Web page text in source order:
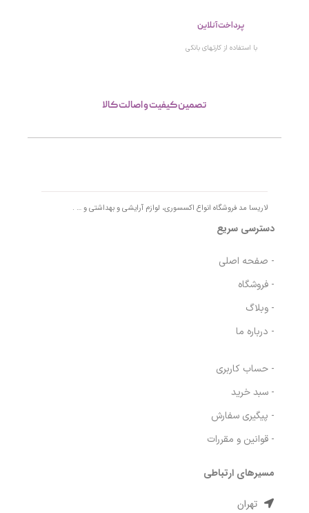
پرداخت آنلاین
با استفاده از کارتهای بانکی
تصمین کیفیت و اصالت کالا
لاریسا مد فروشگاه انواع اکسسوری، لوازم آرایشی و بهداشتی و … .
دسترسی سریع
- صفحه اصلی
- فروشگاه
- وبلاگ
- درباره ما
- حساب کاربری
- سبد خرید
- پیگیری سفارش
- قوانین و مقررات
مسیرهای ارتباطی
تهران